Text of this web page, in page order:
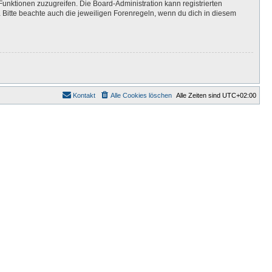
zuzugreifen. Die Board-Administration kann registrierten
beachte auch die jeweiligen Forenregeln, wenn du dich in diesem
Alle Zeiten sind UTC+02:00
Alle Cookies löschen
Kontakt